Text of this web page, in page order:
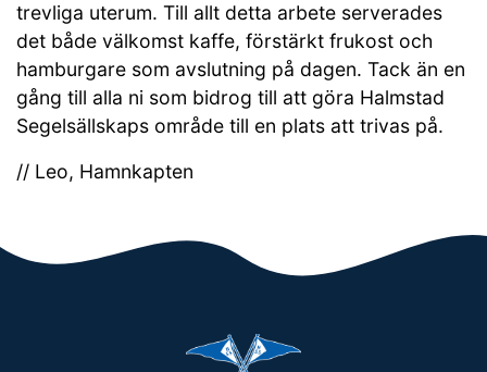
trevliga uterum. Till allt detta arbete serverades
det både välkomst kaffe, förstärkt frukost och
hamburgare som avslutning på dagen. Tack än en
gång till alla ni som bidrog till att göra Halmstad
Segelsällskaps område till en plats att trivas på.
// Leo, Hamnkapten